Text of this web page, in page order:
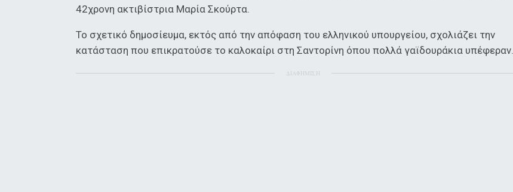
42χρονη ακτιβίστρια Μαρία Σκούρτα.
Το σχετικό δημοσίευμα, εκτός από την απόφαση του ελληνικού υπουργείου, σχολιάζει την
κατάσταση που επικρατούσε το καλοκαίρι στη Σαντορίνη όπου πολλά γαϊδουράκια υπέφεραν.
ΔΙΑΦΗΜΙΣΗ